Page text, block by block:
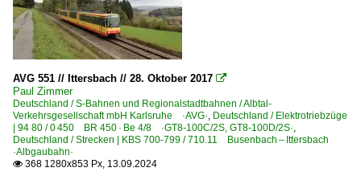
AVG 551 // Ittersbach // 28. Oktober 2017 
Paul Zimmer
Deutschland / S-Bahnen und Regionalstadtbahnen / Albtal-
Verkehrsgesellschaft mbH Karlsruhe ·AVG· Deutschland / Elektrotriebzüge
| 94 80 / 0 450 BR 450 · Be 4/8 ·GT8-100C/2S, GT8-100D/2S·
Deutschland / Strecken | KBS 700-799 / 710.11 Busenbach – Ittersbach
·Albgaubahn·
 368 1280x853 Px, 13.09.2024